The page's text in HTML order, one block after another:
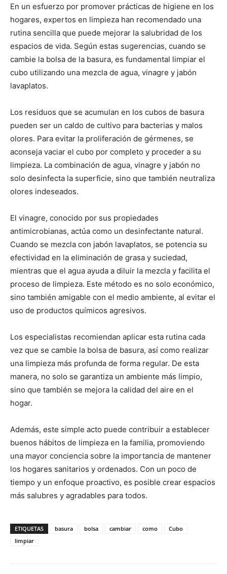
En un esfuerzo por promover prácticas de higiene en los
hogares, expertos en limpieza han recomendado una
rutina sencilla que puede mejorar la salubridad de los
espacios de vida. Según estas sugerencias, cuando se
cambie la bolsa de la basura, es fundamental limpiar el
cubo utilizando una mezcla de agua, vinagre y jabón
lavaplatos.
Los residuos que se acumulan en los cubos de basura
pueden ser un caldo de cultivo para bacterias y malos
olores. Para evitar la proliferación de gérmenes, se
aconseja vaciar el cubo por completo y proceder a su
limpieza. La combinación de agua, vinagre y jabón no
solo desinfecta la superficie, sino que también neutraliza
olores indeseados.
El vinagre, conocido por sus propiedades
antimicrobianas, actúa como un desinfectante natural.
Cuando se mezcla con jabón lavaplatos, se potencia su
efectividad en la eliminación de grasa y suciedad,
mientras que el agua ayuda a diluir la mezcla y facilita el
proceso de limpieza. Este método es no solo económico,
sino también amigable con el medio ambiente, al evitar el
uso de productos químicos agresivos.
Los especialistas recomiendan aplicar esta rutina cada
vez que se cambie la bolsa de basura, así como realizar
una limpieza más profunda de forma regular. De esta
manera, no solo se garantiza un ambiente más limpio,
sino que también se mejora la calidad del aire en el
hogar.
Además, este simple acto puede contribuir a establecer
buenos hábitos de limpieza en la familia, promoviendo
una mayor conciencia sobre la importancia de mantener
los hogares sanitarios y ordenados. Con un poco de
tiempo y un enfoque proactivo, es posible crear espacios
más salubres y agradables para todos.
ETIQUETAS basura bolsa cambiar como
Cubo
limpiar